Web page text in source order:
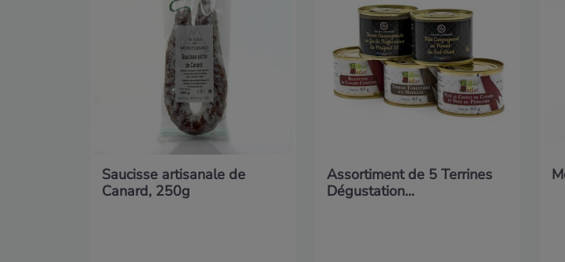
Saucisse artisanale de
Canard, 250g
Assortiment de 5 Terrines
Dégustation...